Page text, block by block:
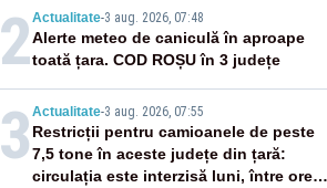
2Actualitate-3 aug. 2026, 07:48
Alerte meteo de caniculă în aproape
toată țara. COD ROȘU în 3 județe
3 Actualitate-3 aug. 2026, 07:55
Restricții pentru camioanele de peste
7,5 tone în aceste județe din țară:
circulația este interzisă luni, între orele